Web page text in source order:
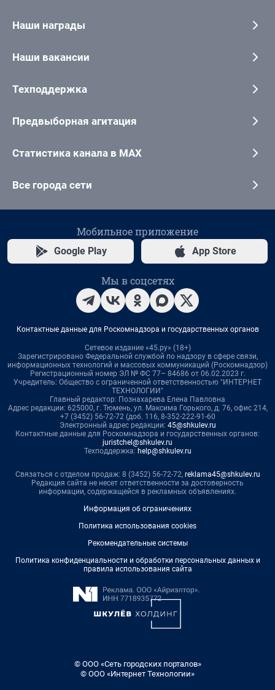
Наши награды
Наши вакансии
Техподдержка
Предвыборная агитация
Статистика канала в MAX
Все города сети
Мобильное приложение
Google Play App Store
Мы в соцсетях
Контактные данные для Роскомнадзора и государственных органов
Сетевое издание «45.ру» (18+)
Зарегистрировано Федеральной службой по надзору в сфере связи,
информационных технологий и массовых коммуникаций (Роскомнадзор)
Регистрационный номер ЭЛ № ФС 77– 84686 от 06.02.2023 г.
Учредитель: Общество с ограниченной ответственностью "ИНТЕРНЕТ
ТЕХНОЛОГИИ"
Главный редактор: Познахарева Елена Павловна
Адрес редакции: 625000, г. Тюмень, ул. Максима Горького, д. 76, офис 214,
+7 (3452) 56-72-72 (доб. 116, 8-352-222-91-60
Электронный адрес редакции: 45@shkulev.ru
Контактные данные для Роскомнадзора и государственных органов:
juristchel@shkulev.ru
Техподдержка: help@shkulev.ru
Связаться с отделом продаж: 8 (3452) 56-72-72, reklama45@shkulev.ru
Редакция сайта не несет ответственности за достоверность
информации, содержащейся в рекламных объявлениях.
Информация об ограничениях
Политика использования cookies
Рекомендательные системы
Политика конфиденциальности и обработки персональных данных и
правила использования сайта
© ООО «Сеть городских порталов»
© ООО «Интернет Технологии»